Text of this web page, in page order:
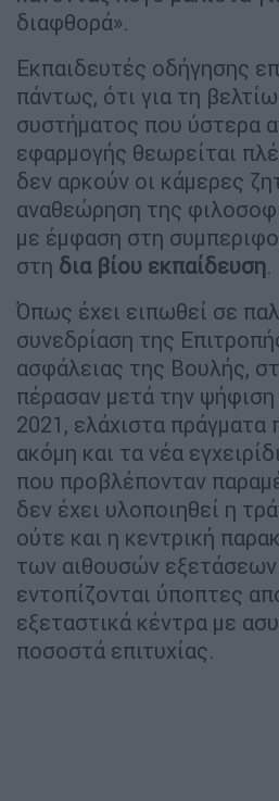
διαφθορά».
Εκπαιδευτές οδήγησης
πάντως, ότι για τη
συστήματος που ύστερα
εφαρμογής θεωρείται
δεν αρκούν οι κάμερες
αναθεώρηση της
με έμφαση στη
στη δια βίου εκπαίδευση.
Όπως έχει ειπωθεί σε
συνεδρίαση της
ασφάλειας της Βουλής,
πέρασαν μετά την
2021, ελάχιστα
ακόμη και τα νέα
που προβλέπονταν
δεν έχει υλοποιηθεί η
ούτε και η κεντρική
των αιθουσών
εντοπίζονται ύποπτες
εξεταστικά κέντρα με
ποσοστά επιτυχίας.